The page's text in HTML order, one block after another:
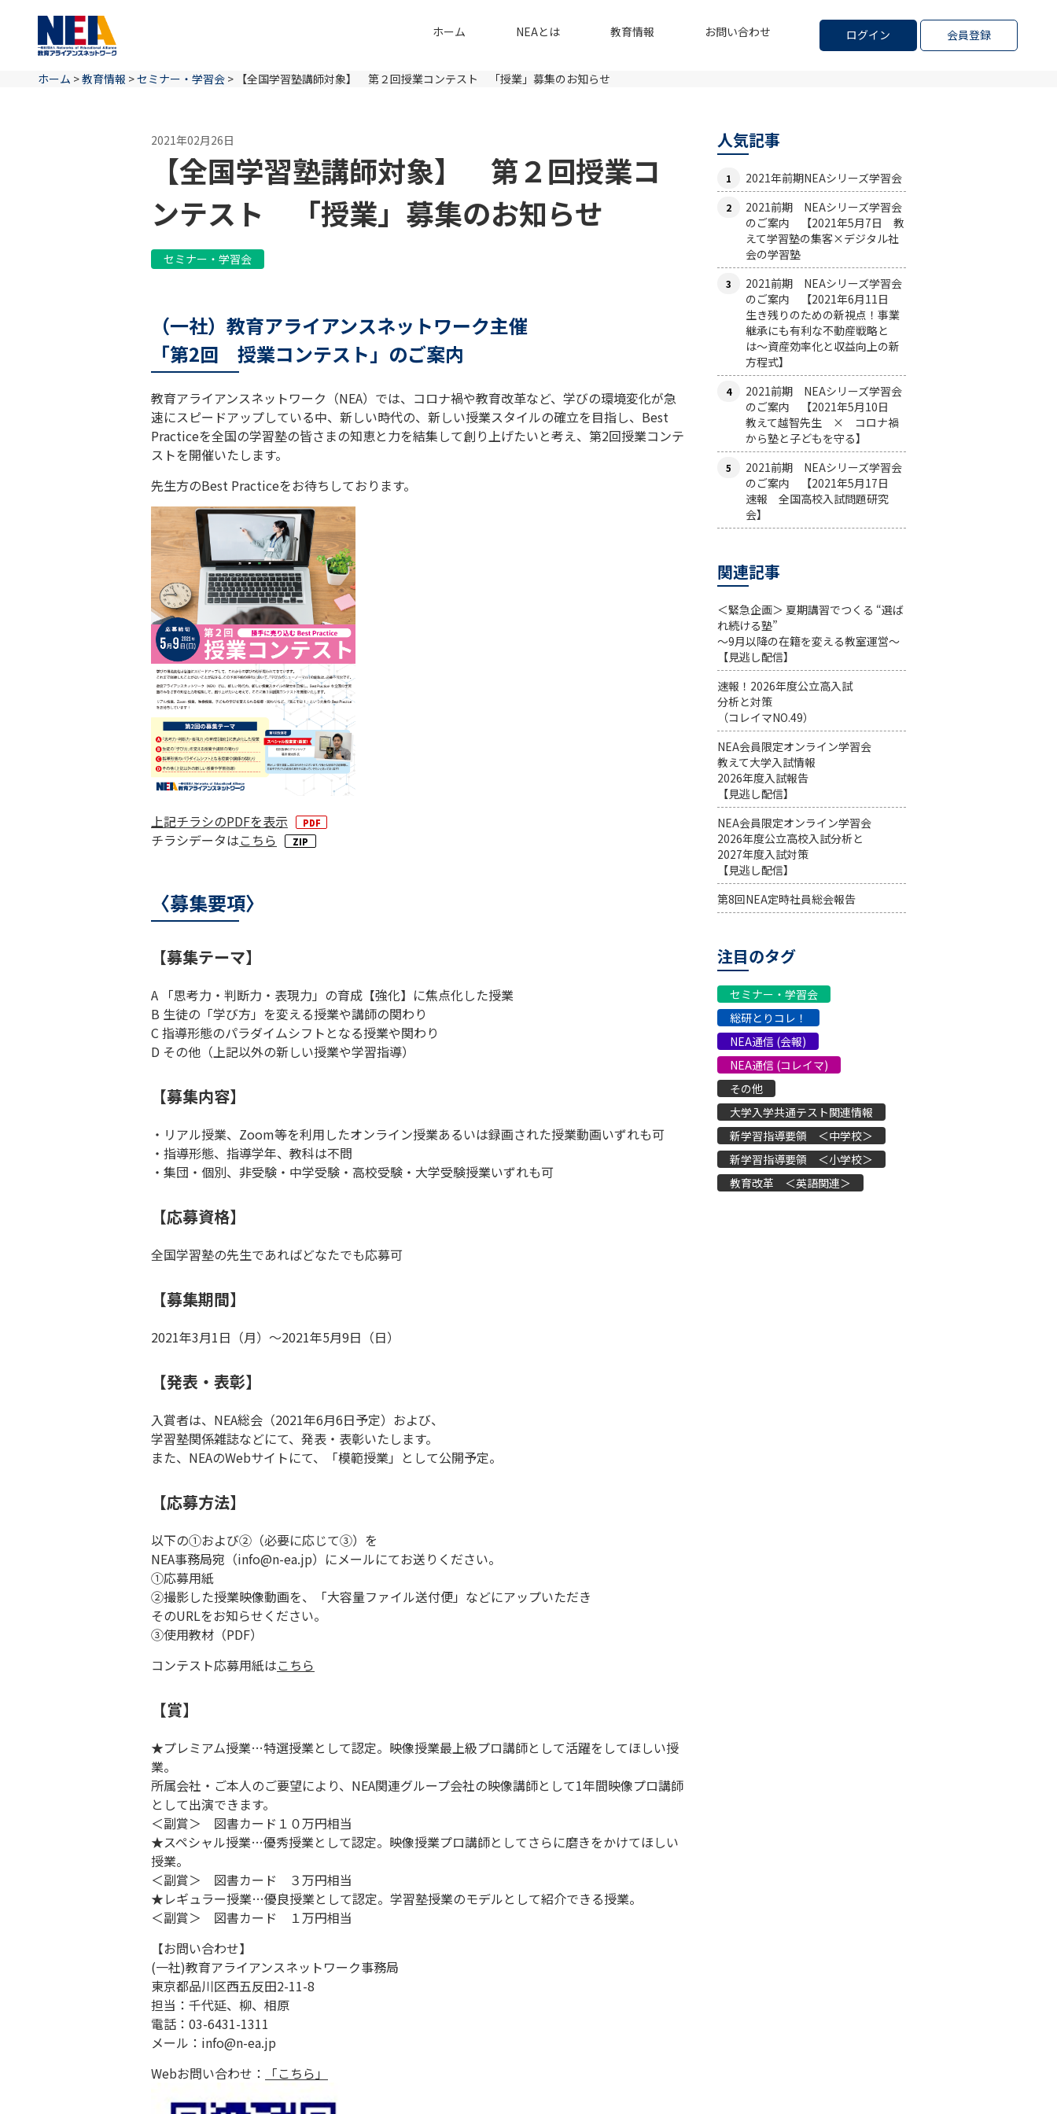
ログイン 会員登録
ホーム NEAとは 教育情報 お問い合わせ
ホーム >教育情報 >セミナー・学習会 > 【全国学習塾講師対象】 第２回授業コンテスト 「授業」募集のお知らせ
2021年02月26日
【全国学習塾講師対象】 第２回授業コ
ンテスト 「授業」募集のお知らせ
セミナー・学習会
（一社）教育アライアンスネットワーク主催
「第2回 授業コンテスト」のご案内
教育アライアンスネットワーク（NEA）では、コロナ禍や教育改革など、学びの環境変化が急
速にスピードアップしている中、新しい時代の、新しい授業スタイルの確立を目指し、Best
Practiceを全国の学習塾の皆さまの知恵と力を結集して創り上げたいと考え、第2回授業コンテ
ストを開催いたします。
先生方のBest Practiceをお待ちしております。
上記チラシのPDFを表示
チラシデータはこちら
〈募集要項〉
【募集テーマ】
A 「思考力・判断力・表現力」の育成【強化】に焦点化した授業
B 生徒の「学び方」を変える授業や講師の関わり
C 指導形態のパラダイムシフトとなる授業や関わり
D その他（上記以外の新しい授業や学習指導）
【募集内容】
・リアル授業、Zoom等を利用したオンライン授業あるいは録画された授業動画いずれも可
・指導形態、指導学年、教科は不問
・集団・個別、非受験・中学受験・高校受験・大学受験授業いずれも可
【応募資格】
全国学習塾の先生であればどなたでも応募可
【募集期間】
2021年3月1日（月）〜2021年5月9日（日）
【発表・表彰】
入賞者は、NEA総会（2021年6月6日予定）および、
学習塾関係雑誌などにて、発表・表彰いたします。
また、NEAのWebサイトにて、「模範授業」として公開予定。
【応募方法】
以下の①および②（必要に応じて③）を
NEA事務局宛（info@n-ea.jp）にメールにてお送りください。
①応募用紙
②撮影した授業映像動画を、「大容量ファイル送付便」などにアップいただき
そのURLをお知らせください。
③使用教材（PDF）
コンテスト応募用紙はこちら
【賞】
★プレミアム授業…特選授業として認定。映像授業最上級プロ講師として活躍をしてほしい授
業。
所属会社・ご本人のご要望により、NEA関連グループ会社の映像講師として1年間映像プロ講師
として出演できます。
＜副賞＞ 図書カード１０万円相当
★スペシャル授業…優秀授業として認定。映像授業プロ講師としてさらに磨きをかけてほしい
授業。
＜副賞＞ 図書カード ３万円相当
★レギュラー授業…優良授業として認定。学習塾授業のモデルとして紹介できる授業。
＜副賞＞ 図書カード １万円相当
【お問い合わせ】
(一社)教育アライアンスネットワーク事務局
東京都品川区西五反田2-11-8
担当：千代延、柳、相原
電話：03-6431-1311
メール：info@n-ea.jp
Webお問い合わせ：
「こちら」
人気記事
2021年前期NEAシリーズ学習会
2021前期 NEAシリーズ学習会
のご案内 【2021年5月7日 教
えて学習塾の集客×デジタル社
会の学習塾
2021前期 NEAシリーズ学習会
のご案内 【2021年6月11日
生き残りのための新視点！事業
継承にも有利な不動産戦略と
は〜資産効率化と収益向上の新
方程式】
2021前期 NEAシリーズ学習会
のご案内 【2021年5月10日
教えて越智先生 × コロナ禍
から塾と子どもを守る】
2021前期 NEAシリーズ学習会
のご案内 【2021年5月17日
速報 全国高校入試問題研究
会】
関連記事
＜緊急企画＞ 夏期講習でつくる “選ば
れ続ける塾”
～9月以降の在籍を変える教室運営～
【見逃し配信】
速報！2026年度公立高入試
分析と対策
（コレイマNO.49）
NEA会員限定オンライン学習会
教えて大学入試情報
2026年度入試報告
【見逃し配信】
NEA会員限定オンライン学習会
2026年度公立高校入試分析と
2027年度入試対策
【見逃し配信】
第8回NEA定時社員総会報告
注目のタグ
セミナー・学習会
総研とりコレ！
NEA通信 (会報)
NEA通信 (コレイマ)
その他
大学入学共通テスト関連情報
新学習指導要領 ＜中学校＞
新学習指導要領 ＜小学校＞
教育改革 ＜英語関連＞